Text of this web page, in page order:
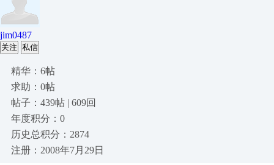
jim0487
关注 私信
精华：6帖
求助：0帖
帖子：439帖 | 609回
年度积分：0
历史总积分：2874
注册：2008年7月29日